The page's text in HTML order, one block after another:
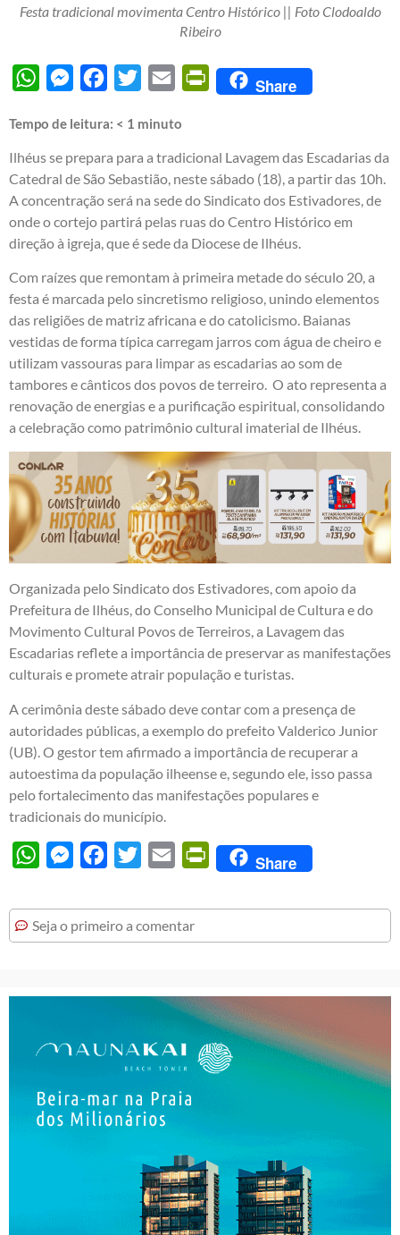
Festa tradicional movimenta Centro Histórico || Foto Clodoaldo
Ribeiro
WhatsAppMessengerFacebook
Twitter Email PrintFriendly
Share
Tempo de leitura: < 1 minuto
Ilhéus se prepara para a tradicional Lavagem das Escadarias da
Catedral de São Sebastião, neste sábado (18), a partir das 10h.
A concentração será na sede do Sindicato dos Estivadores, de
onde o cortejo partirá pelas ruas do Centro Histórico em
direção à igreja, que é sede da Diocese de Ilhéus.
Com raízes que remontam à primeira metade do século 20, a
festa é marcada pelo sincretismo religioso, unindo elementos
das religiões de matriz africana e do catolicismo. Baianas
vestidas de forma típica carregam jarros com água de cheiro e
utilizam vassouras para limpar as escadarias ao som de
tambores e cânticos dos povos de terreiro. O ato representa a
renovação de energias e a purificação espiritual, consolidando
a celebração como patrimônio cultural imaterial de Ilhéus.
Organizada pelo Sindicato dos Estivadores, com apoio da
Prefeitura de Ilhéus, do Conselho Municipal de Cultura e do
Movimento Cultural Povos de Terreiros, a Lavagem das
Escadarias reflete a importância de preservar as manifestações
culturais e promete atrair população e turistas.
A cerimônia deste sábado deve contar com a presença de
autoridades públicas, a exemplo do prefeito Valderico Junior
(UB). O gestor tem afirmado a importância de recuperar a
autoestima da população ilheense e, segundo ele, isso passa
pelo fortalecimento das manifestações populares e
tradicionais do município.
WhatsAppMessengerFacebook
Twitter Email PrintFriendly
Share
Seja o primeiro a comentar